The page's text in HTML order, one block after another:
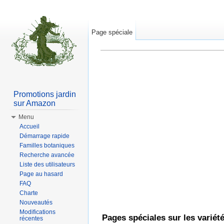
Pages spéciales sur les
Page spéciale
Promotions jardin
sur Amazon
Menu
Accueil
Démarrage rapide
Familles botaniques
Recherche avancée
Liste des utilisateurs
Page au hasard
FAQ
Charte
Nouveautés
Modifications
récentes